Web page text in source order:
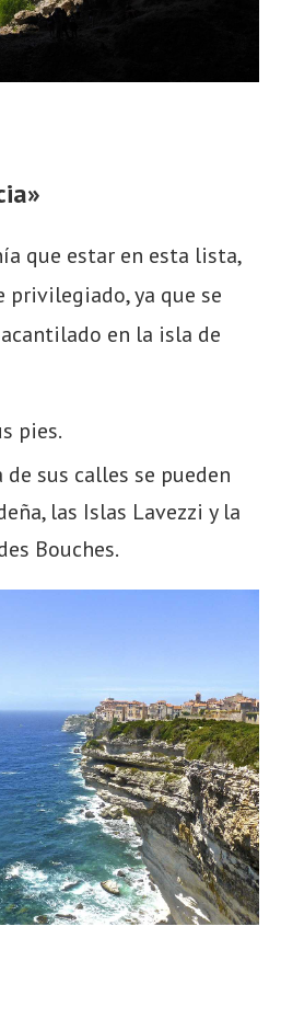
que estar en esta lista,
privilegiado, ya que se
en la isla de
pies.
sus calles se pueden
las Islas Lavezzi y la
Bouches.